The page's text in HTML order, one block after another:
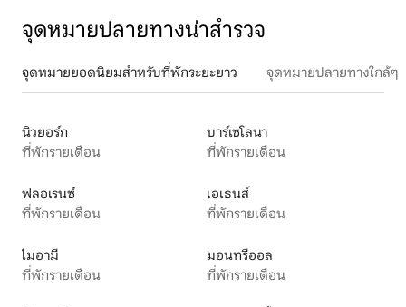
จุดหมายปลายทางน่าสำรวจ
จุดหมายยอดนิยมสำหรับที่พักระยะยาว จุดหมายปลายทางใกล้ๆ
นิวยอร์ก
ที่พักรายเดือน
บาร์เซโลนา
ที่พักรายเดือน
ฟลอเรนซ์
ที่พักรายเดือน
เอเธนส์
ที่พักรายเดือน
ไมอามี
ที่พักรายเดือน
มอนทรีออล
ที่พักรายเดือน